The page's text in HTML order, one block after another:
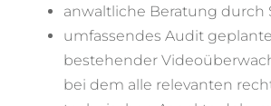
anwaltliche Beratung durch
umfassendes Audit
bestehender
bei dem alle relevanten